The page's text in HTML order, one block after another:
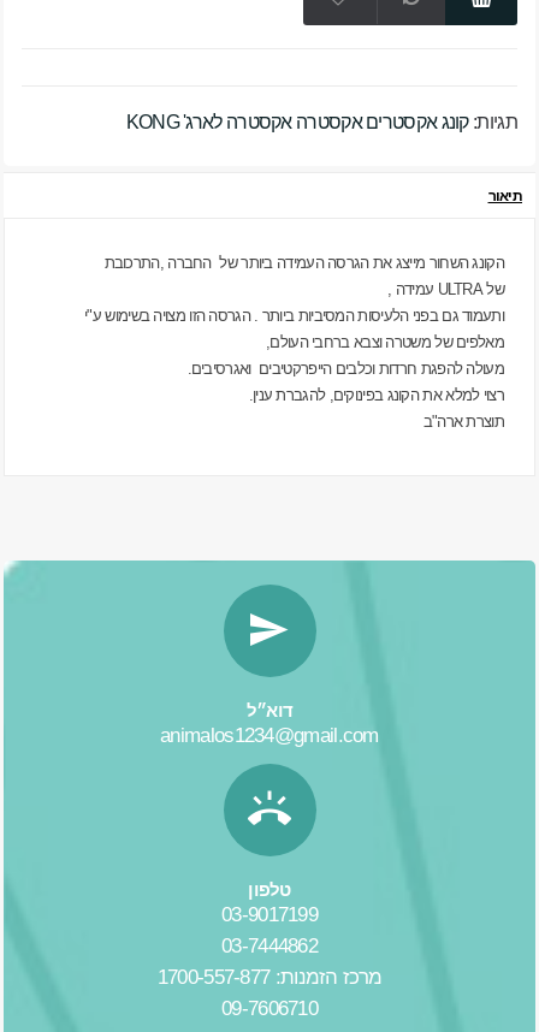
תגיות:קונג אקסטרים אקסטרה אקסטרה לארג' KONG
תיאור
הקונג השחור מייצג את הגרסה העמידה ביותר של החברה ,התרכובת
של ULTRA עמידה ,
ותעמוד גם בפני הלעיסות המסיביות ביותר . הגרסה הזו מצויה בשימוש ע"י
מאלפים של משטרה וצבא ברחבי העולם,
מעולה להפגת חרדות וכלבים הייפרקטיבים ואגרסיבים.
רצוי למלא את הקונג בפינוקים, להגברת ענין.
תוצרת ארה"ב
דוא״ל
animalos1234@gmail.com
טלפון
03-9017199
03-7444862
מרכז הזמנות: 1700-557-877
09-7606710